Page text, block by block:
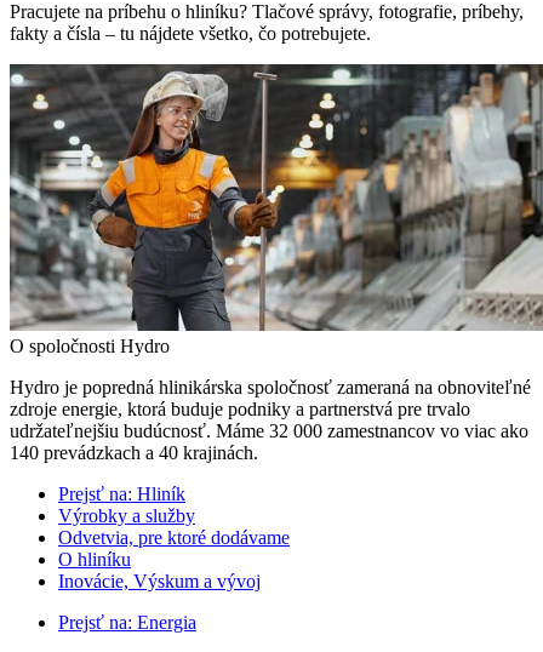
Pracujete na príbehu o hliníku? Tlačové správy, fotografie, príbehy,
fakty a čísla – tu nájdete všetko, čo potrebujete.
O spoločnosti Hydro
Hydro je popredná hlinikárska spoločnosť zameraná na obnoviteľné
zdroje energie, ktorá buduje podniky a partnerstvá pre trvalo
udržateľnejšiu budúcnosť. Máme 32 000 zamestnancov vo viac ako
140 prevádzkach a 40 krajinách.
Prejsť na: Hliník
Výrobky a služby
Odvetvia, pre ktoré dodávame
O hliníku
Inovácie, Výskum a vývoj
Prejsť na: Energia